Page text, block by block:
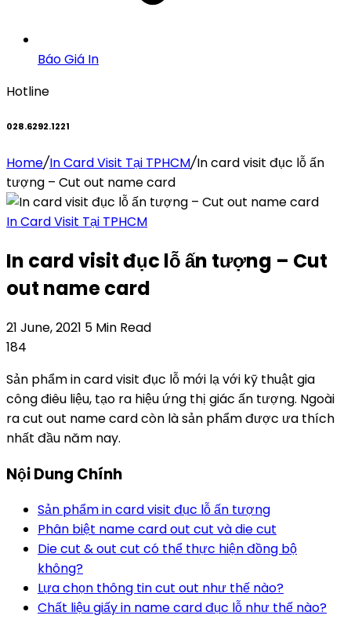
Báo Giá In
Hotline
028.6292.1221
Home/In Card Visit Tại TPHCM/In card visit đục lỗ ấn
tượng – Cut out name card
In Card Visit Tại TPHCM
In card visit đục lỗ ấn tượng – Cut
out name card
21 June, 2021 5 Min Read
184
Sản phẩm in card visit đục lỗ mới lạ với kỹ thuật gia
công điêu liệu, tạo ra hiệu ứng thị giác ấn tượng. Ngoài
ra cut out name card còn là sản phẩm được ưa thích
nhất đầu năm nay.
Nội Dung Chính
Sản phẩm in card visit đục lỗ ấn tượng
Phân biệt name card out cut và die cut
Die cut & out cut có thể thực hiện đồng bộ
không?
Lựa chọn thông tin cut out như thế nào?
Chất liệu giấy in name card đục lỗ như thế nào?